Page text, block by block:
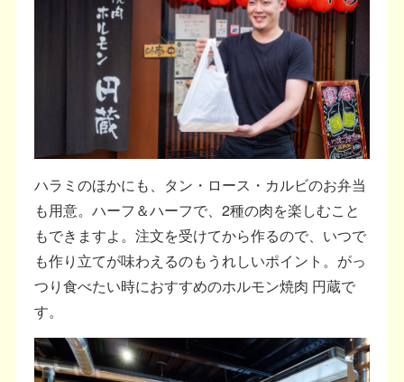
ハラミのほかにも、タン・ロース・カルビのお弁当
も用意。ハーフ＆ハーフで、2種の肉を楽しむこと
もできますよ。注文を受けてから作るので、いつで
も作り立てが味わえるのもうれしいポイント。がっ
つり食べたい時におすすめのホルモン焼肉 円蔵で
す。